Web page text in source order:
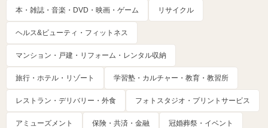
本・雑誌・音楽・DVD・映画・ゲーム リサイクル
ヘルス&ビューティ・フィットネス
マンション・戸建・リフォーム・レンタル収納
旅行・ホテル・リゾート 学習塾・カルチャー・教育・教習所
レストラン・デリバリー・外食 フォトスタジオ・プリントサービス
アミューズメント 保険・共済・金融 冠婚葬祭・イベント